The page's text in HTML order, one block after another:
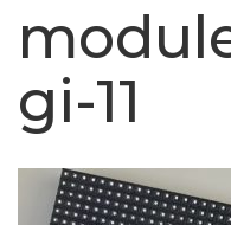
gi-11